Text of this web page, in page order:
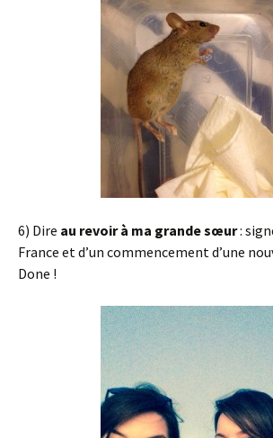
6) Dire au revoir à ma grande sœur:
France et d’un commencement d’une
Done !